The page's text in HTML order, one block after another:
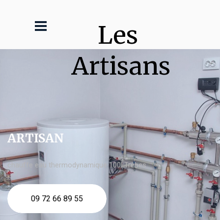
Les
Artisans
ARTISAN
chauffe eau thermodynamique 100l Trèbes
09 72 66 89 55